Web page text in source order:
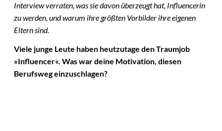
Interview verraten, was sie davon überzeugt hat, Influencerin
zu werden, und warum ihre größten Vorbilder ihre eigenen
Eltern sind.
Viele junge Leute haben heutzutage den Traumjob
»Influencer«. Was war deine Motivation, diesen
Berufsweg einzuschlagen?